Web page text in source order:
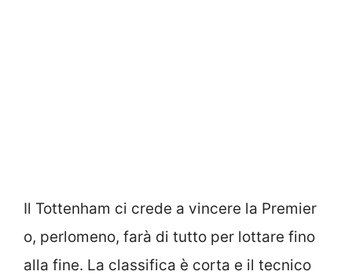
Il Tottenham ci crede a vincere la Premier
o, perlomeno, farà di tutto per lottare fino
alla fine. La classifica è corta e il tecnico